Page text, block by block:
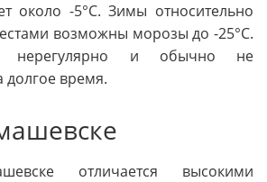
около -5°C. Зимы относительно
возможны морозы до -25°C.
нерегулярно и обычно не
долгое время.
отличается высокими